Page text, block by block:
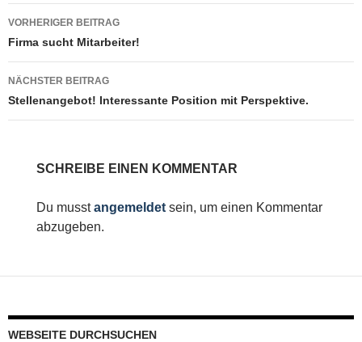
Beitragsnavigation
VORHERIGER BEITRAG
Firma sucht Mitarbeiter!
NÄCHSTER BEITRAG
Stellenangebot! Interessante Position mit Perspektive.
SCHREIBE EINEN KOMMENTAR
Du musstangemeldetsein, um einen Kommentar
abzugeben.
WEBSEITE DURCHSUCHEN